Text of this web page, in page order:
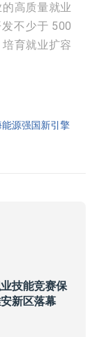
高质量就业
不少于 500
育就业扩容
源强国新引擎
技能竞赛保
新区落幕